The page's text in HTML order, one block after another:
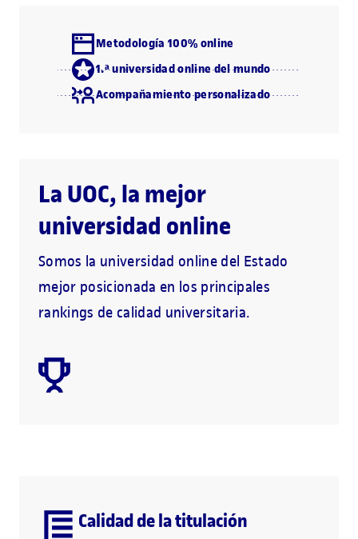
Metodología 100% online
1.ª universidad online del mundo
Acompañamiento personalizado
La UOC, la mejor
universidad online
Somos la universidad online del Estado
mejor posicionada en los principales
rankings de calidad universitaria.
Calidad de la titulación